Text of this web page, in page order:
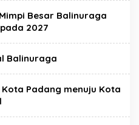
Besar Balinuraga
2027
Balinuraga
Padang menuju Kota